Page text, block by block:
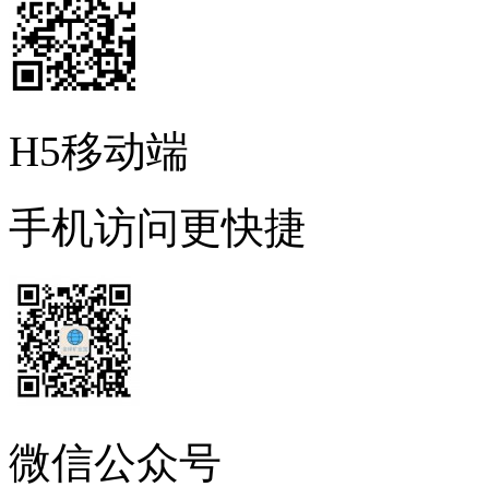
H5移动端
手机访问更快捷
微信公众号